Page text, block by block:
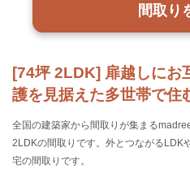
[74坪 2LDK] 扉越しにお
護を見据えた多世帯で住
全国の建築家から間取りが集まる
2LDKの間取りです。外とつながるLDK
宅の間取りです。
間取り